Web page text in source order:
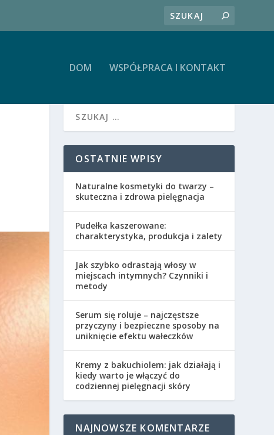
DOM WSPÓŁPRACA I KONTAKT
OSTATNIE WPISY
Naturalne kosmetyki do twarzy –
skuteczna i zdrowa pielęgnacja
Pudełka kaszerowane:
charakterystyka, produkcja i zalety
Jak szybko odrastają włosy w
miejscach intymnych? Czynniki i
metody
Serum się roluje – najczęstsze
przyczyny i bezpieczne sposoby na
uniknięcie efektu wałeczków
Kremy z bakuchiolem: jak działają i
kiedy warto je włączyć do
codziennej pielęgnacji skóry
NAJNOWSZE KOMENTARZE